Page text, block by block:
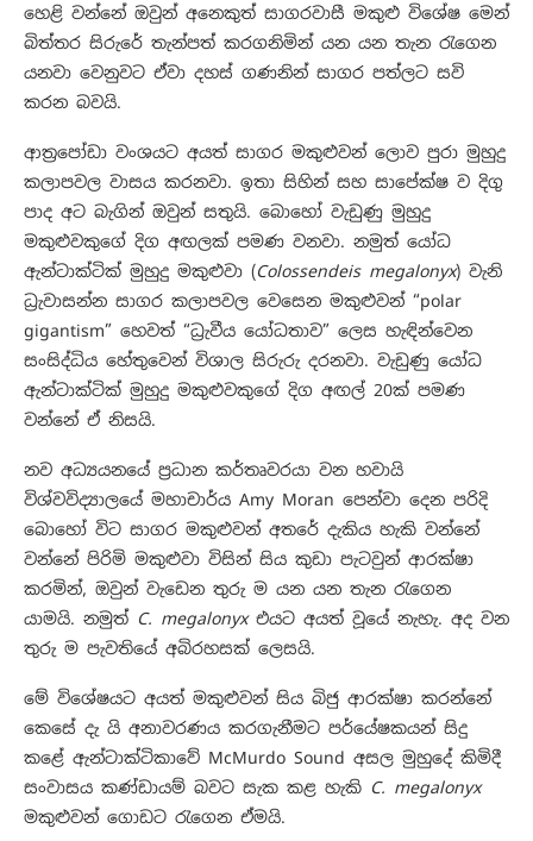
හෙළි වන්නේ ඔවුන් අනෙකුත් සාගරවාසී මකුළු විශේෂ මෙන්
බිත්තර සිරුරේ තැන්පත් කරගනිමින් යන යන තැන රැගෙන
යනවා වෙනුවට ඒවා දහස් ගණනින් සාගර පත්ලට සවි
කරන බවයි.
ආත්‍රපෝඩා වංශයට අයත් සාගර මකුළුවන් ලොව පුරා මුහුදු
කලාපවල වාසය කරනවා. ඉතා සිහින් සහ සාපේක්ෂ ව දිගු
පාද අට බැගින් ඔවුන් සතුයි. බොහෝ වැඩුණු මුහුදු
මකුළුවකුගේ දිග අඟලක් පමණ වනවා. නමුත් යෝධ
ඇන්ටාක්ටික් මුහුදු මකුළුවා (Colossendeis megalonyx) වැනි
ධ්‍රැවාසන්න සාගර කලාපවල වෙසෙන මකුළුවන් “polar
gigantism” හෙවත් “ධ්‍රැවීය යෝධතාව” ලෙස හැඳින්වෙන
සංසිද්ධිය හේතුවෙන් විශාල සිරුරු දරනවා. වැඩුණු යෝධ
ඇන්ටාක්ටික් මුහුදු මකුළුවකුගේ දිග අඟල් 20ක් පමණ
වන්නේ ඒ නිසයි.
නව අධ්‍යයනයේ ප්‍රධාන කර්තෘවරයා වන හවායි
විශ්වවිද්‍යාලයේ මහාචාර්ය Amy Moran පෙන්වා දෙන පරිදි
බොහෝ විට සාගර මකුළුවන් අතරේ දැකිය හැකි වන්නේ
වන්නේ පිරිමි මකුළුවා විසින් සිය කුඩා පැටවුන් ආරක්ෂා
කරමින්, ඔවුන් වැඩෙන තුරු ම යන යන තැන රැගෙන
යාමයි. නමුත් C. megalonyxඑයට අයත් වූයේ නැහැ. අද වන
තුරු ම පැවතියේ අබිරහසක් ලෙසයි.
මේ විශේෂයට අයත් මකුළුවන් සිය බිජු ආරක්ෂා කරන්නේ
කෙසේ දැ යි අනාවරණය කරගැනීමට පර්යේෂකයන් සිදු
කළේ ඇන්ටාක්ටිකාවේ McMurdo Sound අසල මුහුදේ කිමිදී
සංවාසය කණ්ඩායම් බවට සැක කළ හැකි C. megalonyx
මකුළුවන් ගොඩට රැගෙන ඒමයි.